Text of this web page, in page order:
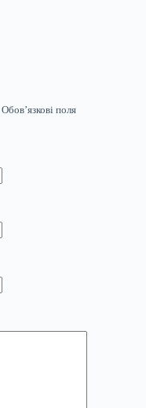
Обов’язкові поля